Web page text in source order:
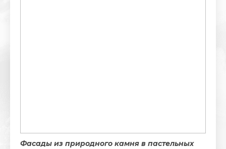
Фасады из природного камня в пастельных